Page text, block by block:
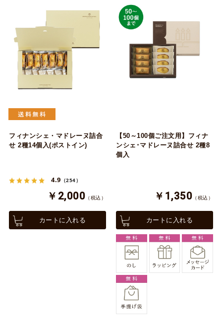
フィナンシェ・マドレーヌ詰合
せ 2種14個入(ポストイン)
4.9 （254）
￥2,000 （税込）
カートに入れる
【50～100個ご注文用】フィナ
ンシェ･マドレーヌ詰合せ 2種8
個入
￥1,350 （税込）
カートに入れる